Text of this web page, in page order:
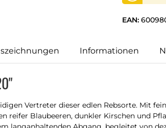
EAN:
Informationen
Vertreter dieser edlen Rebsorte. Mit
reifer Blaubeeren, dunkler Kirschen und